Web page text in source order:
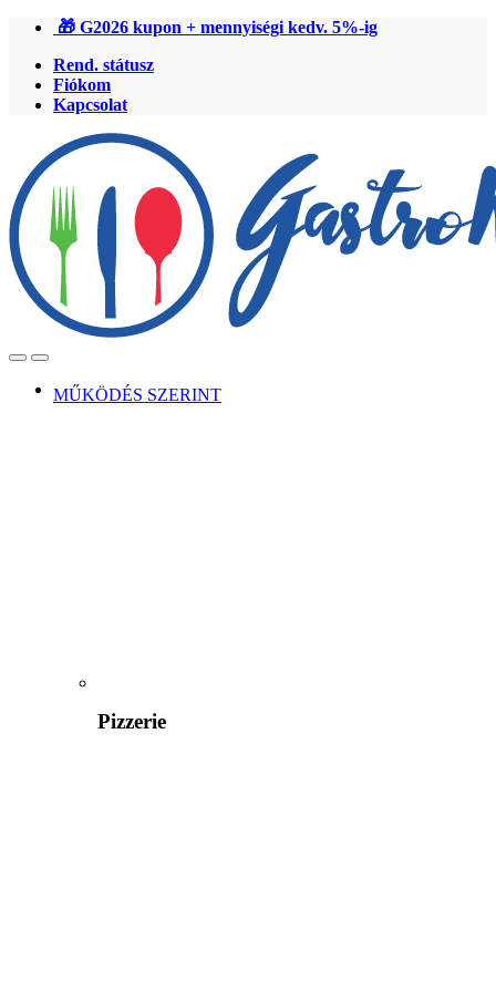
Ugrás
navigációhoz
Ugrás
tartalomra
🎁 G2026 kupon + mennyiségi kedv. 5%-ig
Rend. státusz
Fiókom
Kapcsolat
OpenClose
MŰKÖDÉS SZERINT
Pizzerie